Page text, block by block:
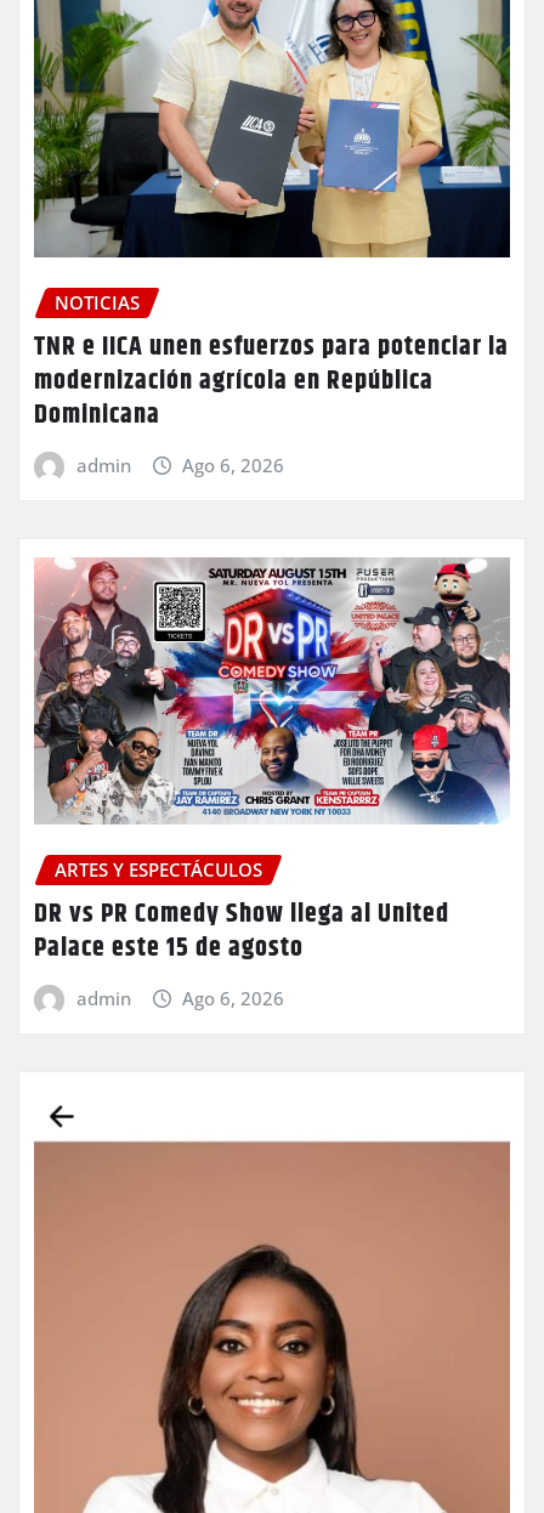
NOTICIAS
TNR e IICA unen esfuerzos para potenciar la
modernización agrícola en República
Dominicana
admin Ago 6, 2026
ARTES Y ESPECTÁCULOS
DR vs PR Comedy Show llega al United
Palace este 15 de agosto
admin Ago 6, 2026